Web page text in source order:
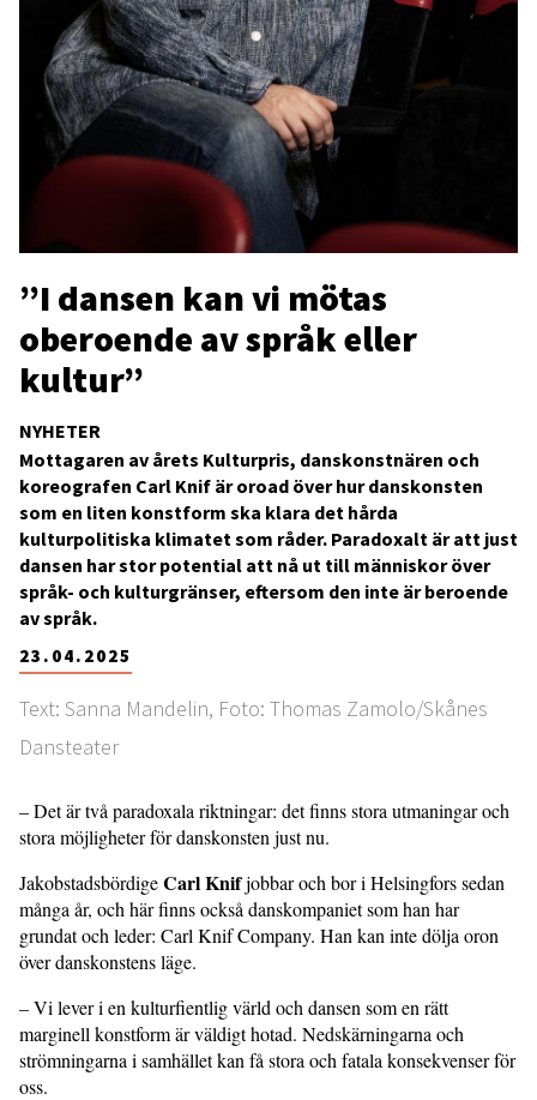
NYHETER
”I dansen kan vi mötas
oberoende av språk eller
kultur”
23.04.2025
Mottagaren av årets Kulturpris, danskonstnären och
koreografen Carl Knif är oroad över hur danskonsten
som en liten konstform ska klara det hårda
kulturpolitiska klimatet som råder. Paradoxalt är att just
dansen har stor potential att nå ut till människor över
språk- och kulturgränser, eftersom den inte är beroende
av språk.
Text: Sanna Mandelin, Foto: Thomas Zamolo/Skånes
Dansteater
– Det är två paradoxala riktningar: det finns stora utmaningar och
stora möjligheter för danskonsten just nu.
JakobstadsbördigeCarl Knifjobbar och bor i Helsingfors sedan
många år, och här finns också danskompaniet som han har
grundat och leder: Carl Knif Company. Han kan inte dölja oron
över danskonstens läge.
– Vi lever i en kulturfientlig värld och dansen som en rätt
marginell konstform är väldigt hotad. Nedskärningarna och
strömningarna i samhället kan få stora och fatala konsekvenser för
oss.